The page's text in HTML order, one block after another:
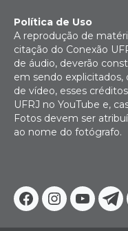
Facebook
Instagram
Política de Uso
A reprodução de
citação do Conexão
de áudio, deverão
em sendo explicitados,
de vídeo, esses
UFRJ no YouTube e,
Fotos devem ser
ao nome do fotógrafo.